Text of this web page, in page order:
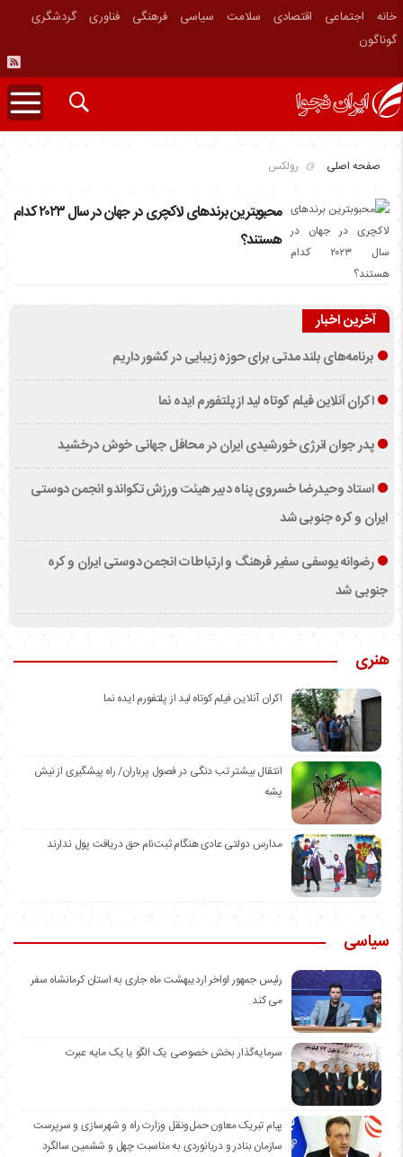
خانه اجتماعی اقتصادی سلامت سیاسی فرهنگی فناوری
گردشگری
گوناگون
صفحه اصلی رولکس
محبوبترین برندهای لاکچری در جهان در سال ۲۰۲۳ کدام
هستند؟
آخرین اخبار
برنامه‌های بلند مدتی برای حوزه زیبایی در کشور داریم
اکران آنلاین فیلم کوتاه لید از پلتفورم ایده نما
پدر جوان انرژی خورشیدی ایران در محافل جهانی خوش درخشید
استاد وحیدرضا خسروی پناه دبیر هیئت ورزش تکواندو انجمن دوستی
ایران و کره جنوبی شد
رضوانه یوسفی سفیر فرهنگ و ارتباطات انجمن دوستی ایران و کره
جنوبی شد
هنری
اکران آنلاین فیلم کوتاه لید از پلتفورم ایده نما
انتقال بیشتر تب دنگی در فصول پرباران/ راه پیشگیری از نیش
پشه
مدارس دولتی عادی هنگام ثبت‌نام حق دریافت پول ندارند
سیاسی
رئیس جمهور اواخر اردیبهشت ماه جاری به استان کرمانشاه سفر
می کند.
سرمایه‌گذار بخش خصوصی یک الگو یا یک مایه عبرت
️پیام تبریک معاون حمل‌ونقل وزارت راه و شهرسازی و سرپرست
سازمان بنادر و دریانوردی به مناسبت چهل و ششمین سالگرد